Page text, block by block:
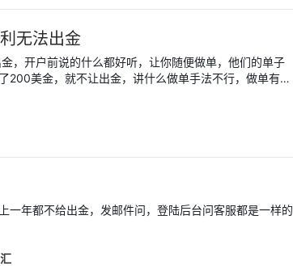
无法出金
，开户前说的什么都好听，让你随便做单，他们的单子
200美金，就不让出金，讲什么做单手法不行，做单有问
利用1：3000的杠杆来吸引客户，大家千万不要在这个平
台易，大家千万不要在这个平台易
一年都不给出金，发邮件问，登陆后台问客服都是一样的